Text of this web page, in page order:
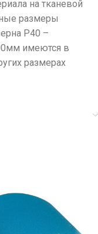
на тканевой
размеры
Р40 –
имеются в
размерах